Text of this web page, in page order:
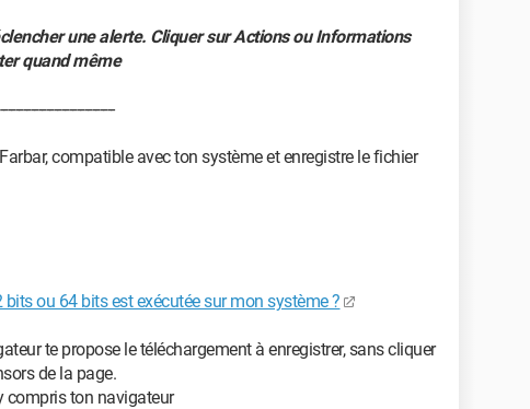
une alerte. Cliquer sur Actions ou Informations
quand même
compatible avec ton système et enregistre le fichier
ou 64 bits est exécutée sur mon système ?
te propose le téléchargement à enregistrer, sans cliquer
de la page.
compris ton navigateur